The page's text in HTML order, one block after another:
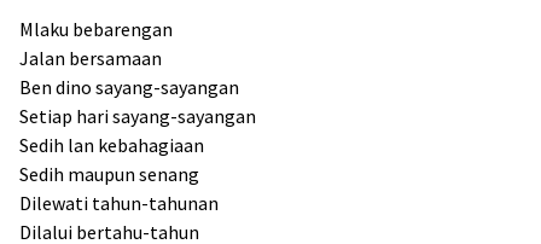
Mlaku bebarengan
Jalan bersamaan
Ben dino sayang-sayangan
Setiap hari sayang-sayangan
Sedih lan kebahagiaan
Sedih maupun senang
Dilewati tahun-tahunan
Dilalui bertahu-tahun